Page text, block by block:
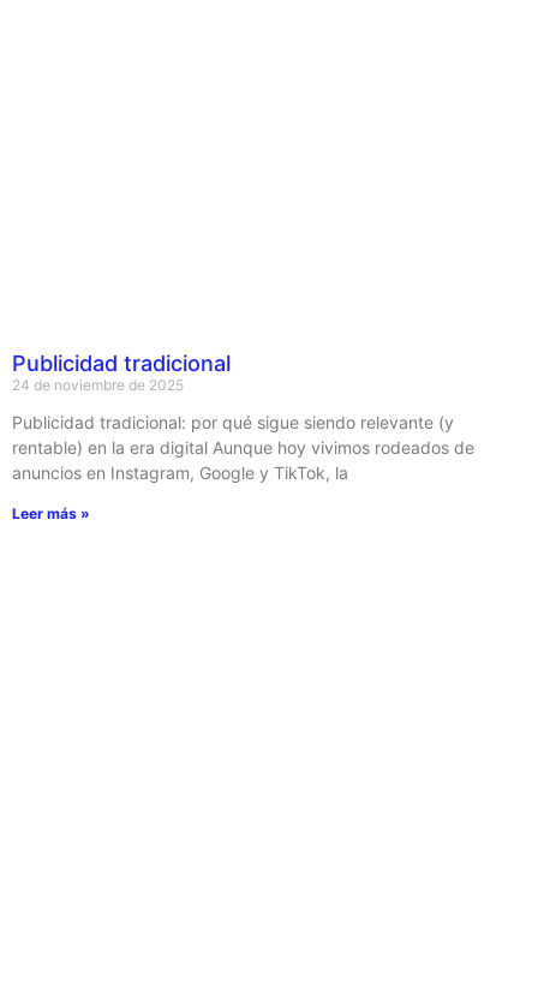
Publicidad tradicional
24 de noviembre de 2025
Publicidad tradicional: por qué sigue siendo relevante (y
rentable) en la era digital Aunque hoy vivimos rodeados de
anuncios en Instagram, Google y TikTok, la
Leer más »